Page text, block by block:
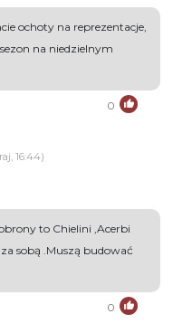
ochoty na reprezentacje,
na niedzielnym
0
16:44)
to Chielini ,Acerbi
sobą .Muszą budować
0